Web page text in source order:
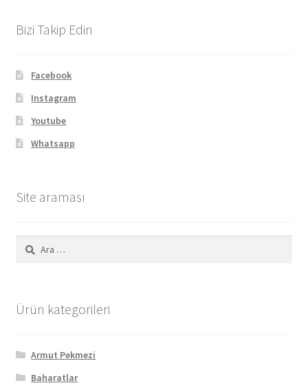
Bizi Takip Edin
Facebook
Instagram
Youtube
Whatsapp
Site araması
Arama:
Ürün kategorileri
Armut Pekmezi
Baharatlar